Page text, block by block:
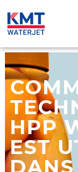
HPP
EST
DANS